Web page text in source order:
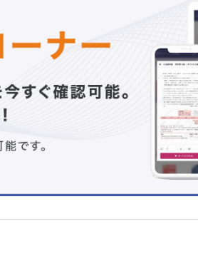
高齢発症のパーキンソン病
で発症し，パーキンソン病と診断されるまでに
設入所した事例
リテーション専門職（理学療法士，作業療法士，
院中，多職種で関わることでQOL の改善が認め
期の患者で対応に苦慮した事例